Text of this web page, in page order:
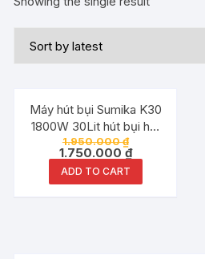
Đang ưu đãi!
Máy hút bụi Sumika K30
1800W 30Lit hút bụi hút
nước
1.950.000₫
1.750.000₫
ADD TO CART